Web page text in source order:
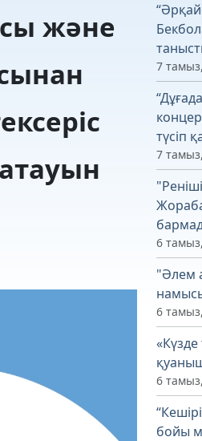
және
7
түсіп
7
6
"Әлем
6
6
бойы